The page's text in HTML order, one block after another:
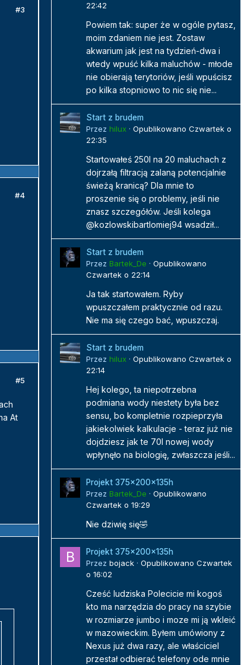
#3
#4
#5
At
22:42
Powiem tak: super że w ogóle pytasz,
moim zdaniem nie jest. Zostaw
akwarium jak jest na tydzień-dwa i
wtedy wpuść kilka maluchów - młode
nie obierają terytoriów, jeśli wpuścisz
po kilka stopniowo to nic się nie...
Start z brudem
Przez hilux · Opublikowano Czwartek o
22:35
Startowałeś 250l na 20 maluchach z
dojrzałą filtracją zalaną potencjalnie
świeżą kranicą? Dla mnie to
proszenie się o problemy, jeśli nie
znasz szczegółów. Jeśli kolega
@kozlowskibartlomiej94 wsadził...
Start z brudem
Przez Bartek_De · Opublikowano
Czwartek o 22:14
Ja tak startowałem. Ryby
wpuszczałem praktycznie od razu.
Nie ma się czego bać, wpuszczaj.
Start z brudem
Przez hilux · Opublikowano Czwartek o
22:14
Hej kolego, ta niepotrzebna
podmiana wody niestety była bez
sensu, bo kompletnie rozpieprzyła
jakiekolwiek kalkulacje - teraz już nie
dojdziesz jak te 70l nowej wody
wpłynęło na biologię, zwłaszcza jeśli...
Projekt 375x200x135h
Przez Bartek_De · Opublikowano
Czwartek o 19:29
Nie dziwię się🤣
Projekt 375x200x135h
Przez bojack · Opublikowano Czwartek
o 16:02
Cześć ludziska Polecicie mi kogoś
kto ma narzędzia do pracy na szybie
w rozmiarze jumbo i moze mi ją wkleić
w mazowieckim. Byłem umówiony z
Nexus już dwa razy, ale właściciel
przestał odbierać telefony ode mnie